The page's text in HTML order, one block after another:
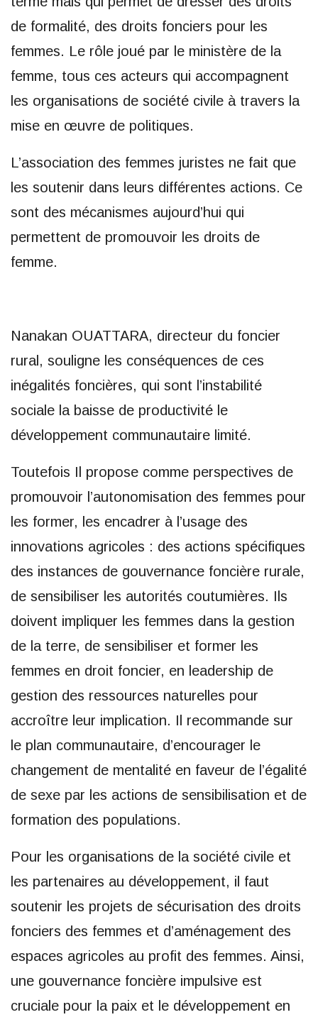
de formalité, des droits fonciers pour les
femmes. Le rôle joué par le ministère de la
femme, tous ces acteurs qui accompagnent
les organisations de société civile à travers la
mise en œuvre de politiques.
L’association des femmes juristes ne fait que
les soutenir dans leurs différentes actions. Ce
sont des mécanismes aujourd’hui qui
permettent de promouvoir les droits de
femme.
Nanakan OUATTARA, directeur du foncier
rural, souligne les conséquences de ces
inégalités foncières, qui sont l’instabilité
sociale la baisse de productivité le
développement communautaire limité.
Toutefois Il propose comme perspectives de
promouvoir l’autonomisation des femmes pour
les former, les encadrer à l’usage des
innovations agricoles : des actions spécifiques
des instances de gouvernance foncière rurale,
de sensibiliser les autorités coutumières. Ils
doivent impliquer les femmes dans la gestion
de la terre, de sensibiliser et former les
femmes en droit foncier, en leadership de
gestion des ressources naturelles pour
accroître leur implication. Il recommande sur
le plan communautaire, d’encourager le
changement de mentalité en faveur de l’égalité
de sexe par les actions de sensibilisation et de
formation des populations.
Pour les organisations de la société civile et
les partenaires au développement, il faut
soutenir les projets de sécurisation des droits
fonciers des femmes et d’aménagement des
espaces agricoles au profit des femmes. Ainsi,
une gouvernance foncière impulsive est
cruciale pour la paix et le développement en